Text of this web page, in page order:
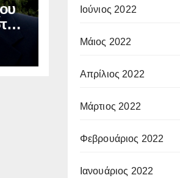
Ιούνιος 2022
Μάιος 2022
Απρίλιος 2022
Μάρτιος 2022
Φεβρουάριος 2022
Ιανουάριος 2022